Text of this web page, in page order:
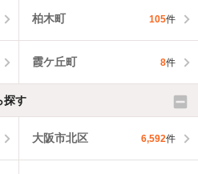
柏木町 105件
霞ケ丘町 8件
探す
大阪市北区 6,592件